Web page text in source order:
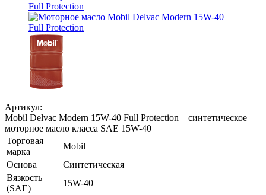
Артикул:
Mobil Delvac Modern 15W-40 Full Protection – синтетическое
моторное масло класса SAE 15W-40
Торговая
марка
Mobil
Основа
Синтетическая
Вязкость
(SAE)
15W-40